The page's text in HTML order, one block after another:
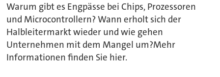
Warum gibt es Engpässe bei Chips, Prozessoren
und Microcontrollern? Wann erholt sich der
Halbleitermarkt wieder und wie gehen
Unternehmen mit dem Mangel um?Mehr
Informationen finden Sie hier.